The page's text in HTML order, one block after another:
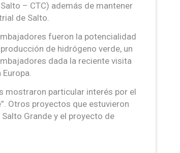
– CTC) además de mantener
de Salto.
fueron la potencialidad
de hidrógeno verde, un
dada la reciente visita
mostraron particular interés por el
Otros proyectos que estuvieron
Grande y el proyecto de